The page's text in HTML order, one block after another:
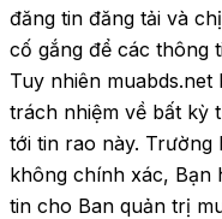
đăng tin đăng tải và
cố gắng để các thông
Tuy nhiên
trách nhiệm về bất kỳ
tới tin rao này. Trường
không chính xác, Bạn
tin cho Ban quản trị